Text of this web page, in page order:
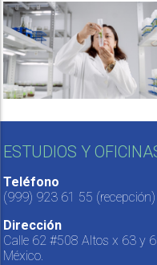
ESTUDIOS Y
Teléfono
(999) 923 61 55 (recepción)
Dirección
Calle 62 #508 Altos x 63 y
México.